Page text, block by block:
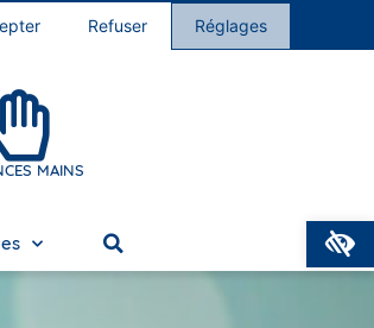
Nous rejoindre
MAINS
Refuser Réglages